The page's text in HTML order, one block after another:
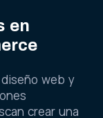
en
web y
crear una